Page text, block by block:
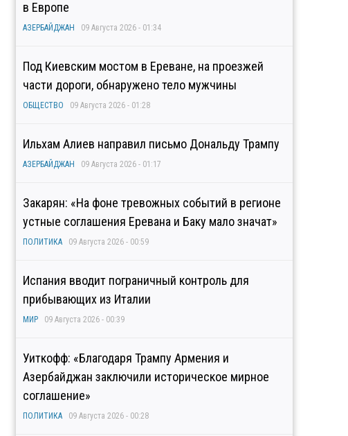
в Европе
АЗЕРБАЙДЖАН 09 Августа 2026 - 01:34
Под Киевским мостом в Ереване, на проезжей
части дороги, обнаружено тело мужчины
ОБЩЕСТВО 09 Августа 2026 - 01:28
Ильхам Алиев направил письмо Дональду Трампу
АЗЕРБАЙДЖАН 09 Августа 2026 - 01:17
Закарян: «На фоне тревожных событий в регионе
устные соглашения Еревана и Баку мало значат»
ПОЛИТИКА 09 Августа 2026 - 00:59
Испания вводит пограничный контроль для
прибывающих из Италии
МИР 09 Августа 2026 - 00:39
Уиткофф: «Благодаря Трампу Армения и
Азербайджан заключили историческое мирное
соглашение»
ПОЛИТИКА 09 Августа 2026 - 00:28